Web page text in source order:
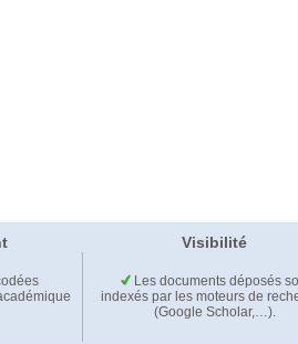
Visibilité
Les documents déposés
indexés par les moteurs de
(Google Scholar,…).